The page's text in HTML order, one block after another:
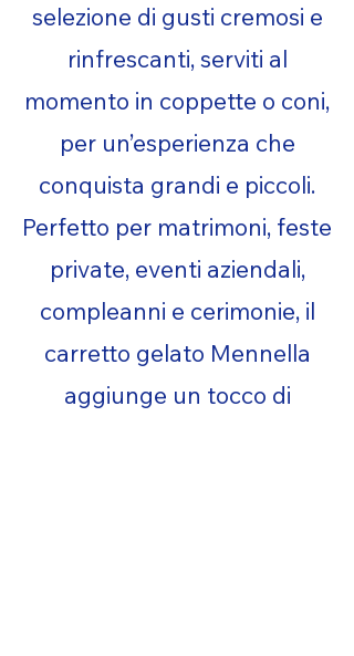
selezione di gusti cremosi e
rinfrescanti, serviti al
momento in coppette o coni,
per un’esperienza che
conquista grandi e piccoli.
Perfetto per matrimoni, feste
private, eventi aziendali,
compleanni e cerimonie, il
carretto gelato Mennella
aggiunge un tocco di